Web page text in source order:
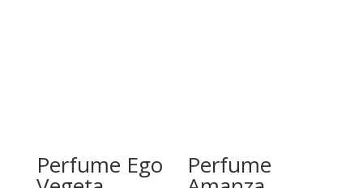
Perfume Ego Perfume